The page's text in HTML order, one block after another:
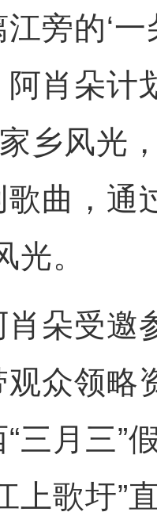
旁的‘一
肖朵计
乡风光
曲，通
光。
受邀
众领略
三月三”
上歌圩”